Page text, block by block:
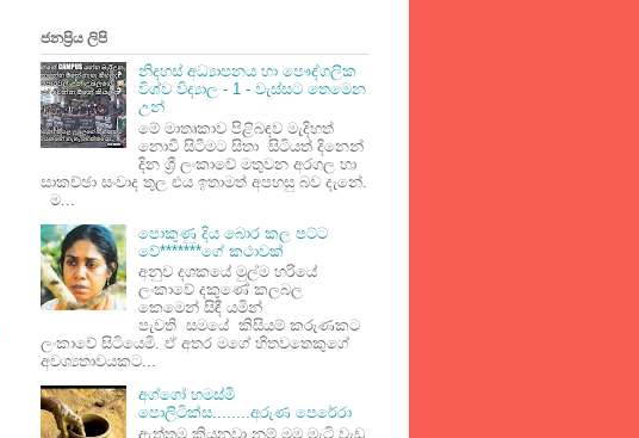
ජනප්‍රිය ලිපි
නිදහස් අධ්‍යාපනය හා පෞද්ගලික
විශ්ව විද්‍යාල - 1 - වැස්සට තෙමෙන
උන්
මේ මාතෘකාව පිළිබඳව මැදිහත්
නොවී සිටීමට සිතා සිටියත් දිනෙන්
දින ශ්‍රී ලංකාවේ මතුවන අරගල හා
සාකච්ඡා සංවාද තුල එය ඉතාමත් අපහසු බව දැනේ.
ම...
පොකුණු දිය බොර කල පට්ට
වේ*******ගේ කථාවක්
අනුව දශකයේ මුල්ම හරියේ
ලංකාවේ දකුණේ කලබල
කෙමෙන් සිඳී යමින්
පැවති සමයේ කිසියම් කරුණකට
ලංකාවේ සිටියෙමි. ඒ අතර මගේ හිතවතෙකුගේ
අවශ්‍යතාවයකට...
අග්ගෝ හමස්මී
පොලිටික්ස........අරුණ පෙරේරා
ඇත්තම කියනවා නම් මම මැටි වැඩ